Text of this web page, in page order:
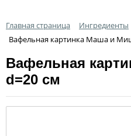
Главная страница Ингредиенты
Вафельная картинка Маша и
Вафельная
d=20 см